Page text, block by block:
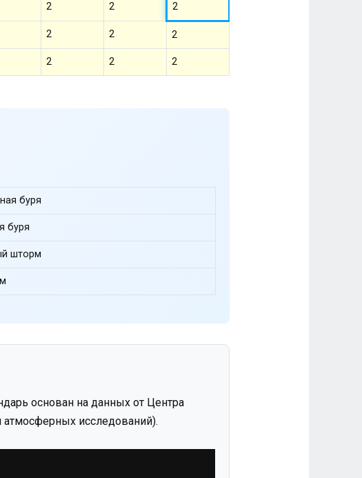
2 2 2
2 2 2
2 2 2
буря
буря
шторм
основан на данных от Центра
атмосферных исследований).